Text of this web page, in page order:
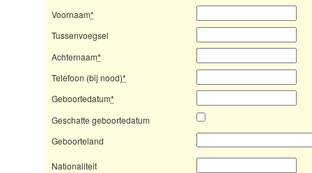
Voornaam*
Tussenvoegsel
Achternaam*
Telefoon (bij nood)*
Geboortedatum*
Geschatte geboortedatum
Geboorteland
Nationaliteit